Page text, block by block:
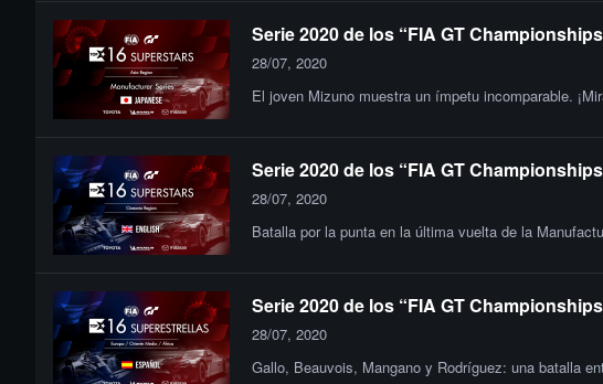
Serie 2020 de los “FIA GT
28/07, 2020
El joven Mizuno muestra un ímpetu incomparable.
Serie 2020 de los “FIA GT
28/07, 2020
Batalla por la punta en la última vuelta de la
Serie 2020 de los “FIA GT
28/07, 2020
Gallo, Beauvois, Mangano y Rodríguez: una batalla